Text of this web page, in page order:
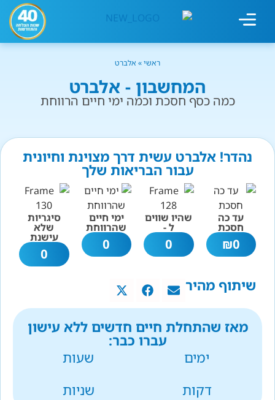
ראשי» אלברט
המחשבון - אלברט
כמה כסף חסכת וכמה ימי חיים הרווחת
נהדר! אלברט עשית דרך מצוינת וחיונית
עבור הבריאות שלך
עד כה
חסכת
0
₪
שהיו שווים
ל -
0
ימי חיים
שהרווחת
0
סיגריות
שלא
עישנת
0
שיתוף מהיר
מאז שהתחלת חיים חדשים ללא עישון
עברו כבר:
ימים
שעות
דקות
שניות